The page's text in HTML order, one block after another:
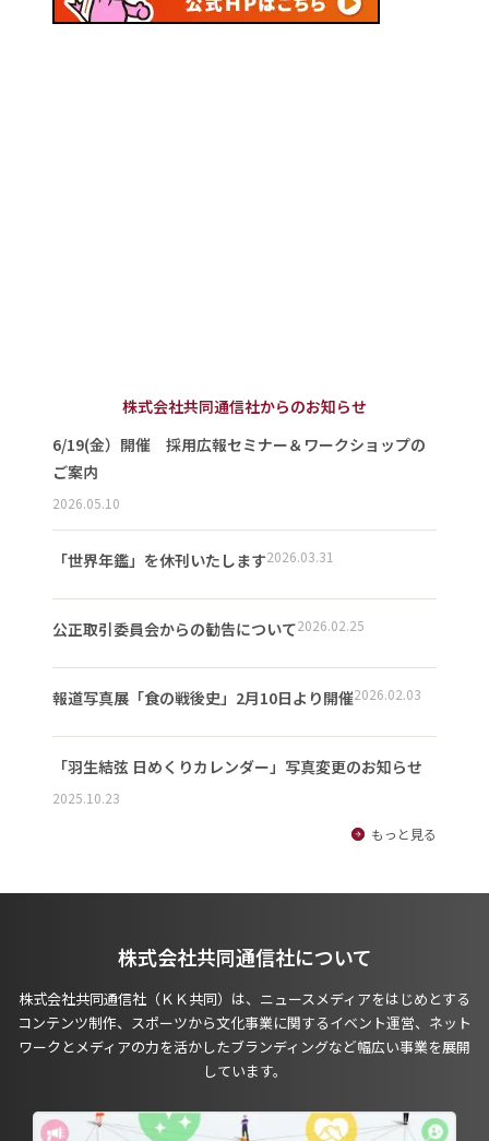
株式会社共同通信社からのお知らせ
6/19(金）開催 採用広報セミナー＆ワークショップの
ご案内
2026.05.10
「世界年鑑」を休刊いたします2026.03.31
公正取引委員会からの勧告について2026.02.25
報道写真展「食の戦後史」2月10日より開催2026.02.03
「羽生結弦 日めくりカレンダー」写真変更のお知らせ
2025.10.23
もっと見る
株式会社共同通信社について
株式会社共同通信社（ＫＫ共同）は、ニュースメディアをはじめとする
コンテンツ制作、スポーツから文化事業に関するイベント運営、ネット
ワークとメディアの力を活かしたブランディングなど幅広い事業を展開
しています。